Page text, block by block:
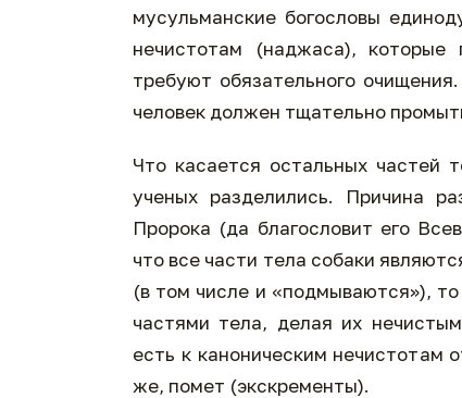
мусульманские богословы
нечистотам (наджаса), которые
требуют обязательного
человек должен тщательно
Что касается остальных частей
ученых разделились. Причина
Пророка (да благословит его
что все части тела собаки
(в том числе и «подмываются»),
частями тела, делая их
есть к каноническим нечистотам
же, помет (экскременты).